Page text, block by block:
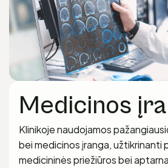
Medicinos
Klinikoje naudojamos
bei medicinos įranga, užtikrinanti
medicininės priežiūros bei